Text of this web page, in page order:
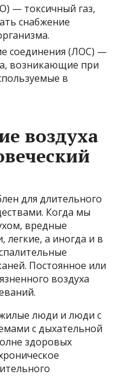
— токсичный газ,
снабжение
соединения (ЛОС) —
возникающие при
в
воздуха
для длительного
Когда мы
вредные
а иногда и в
Постоянное или
воздуха
люди и люди с
с дыхательной
здоровых